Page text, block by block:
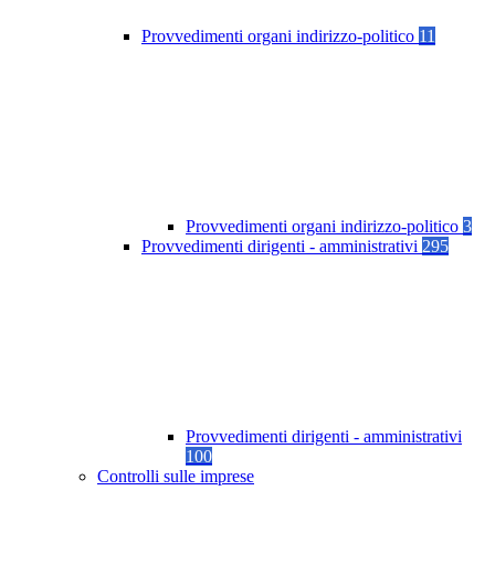
Provvedimenti organi indirizzo-politico 11
Provvedimenti organi indirizzo-politico 3
Provvedimenti dirigenti - amministrativi 295
Provvedimenti dirigenti - amministrativi
100
Controlli sulle imprese